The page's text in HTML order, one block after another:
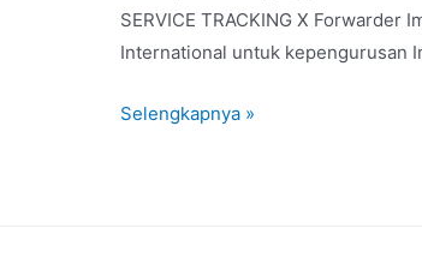
SERVICE TRACKING X
International untuk kepengurusan
Selengkapnya »